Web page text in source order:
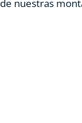
nuestras